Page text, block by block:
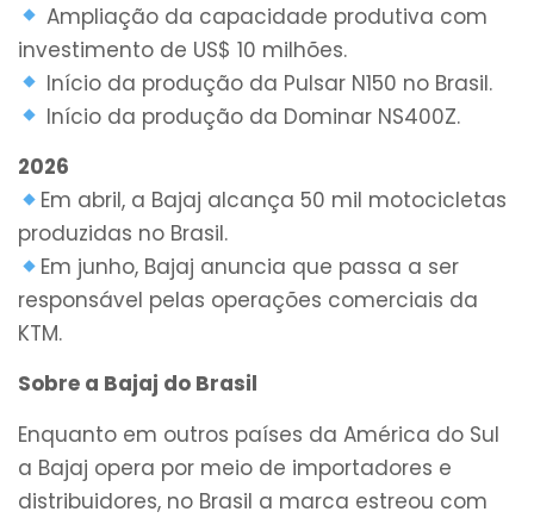
Ampliação da capacidade produtiva com
investimento de US$ 10 milhões.
Início da produção da Pulsar N150 no Brasil.
Início da produção da Dominar NS400Z.
2026
Em abril, a Bajaj alcança 50 mil motocicletas
produzidas no Brasil.
Em junho, Bajaj anuncia que passa a ser
responsável pelas operações comerciais da
KTM.
Sobre a Bajaj do Brasil
Enquanto em outros países da América do Sul
a Bajaj opera por meio de importadores e
distribuidores, no Brasil a marca estreou com